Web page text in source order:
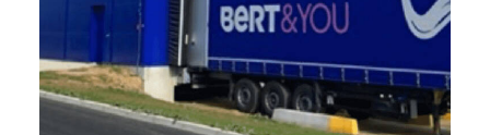
IDEC, Baudoin SAS